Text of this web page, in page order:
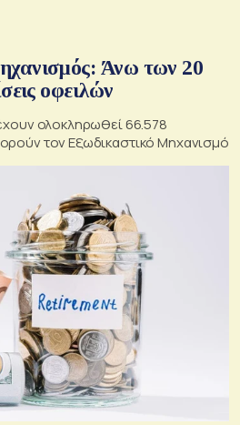
Άνω των 20
οφειλών
ολοκληρωθεί 66.578
τον Εξωδικαστικό Μηχανισμό